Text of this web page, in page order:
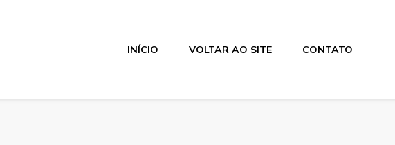
INÍCIO VOLTAR AO SITE CONTATO